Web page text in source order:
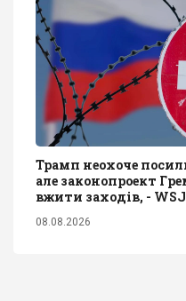
Трамп неохоче
але законопроект
вжити заходів, - WSJ
08.08.2026